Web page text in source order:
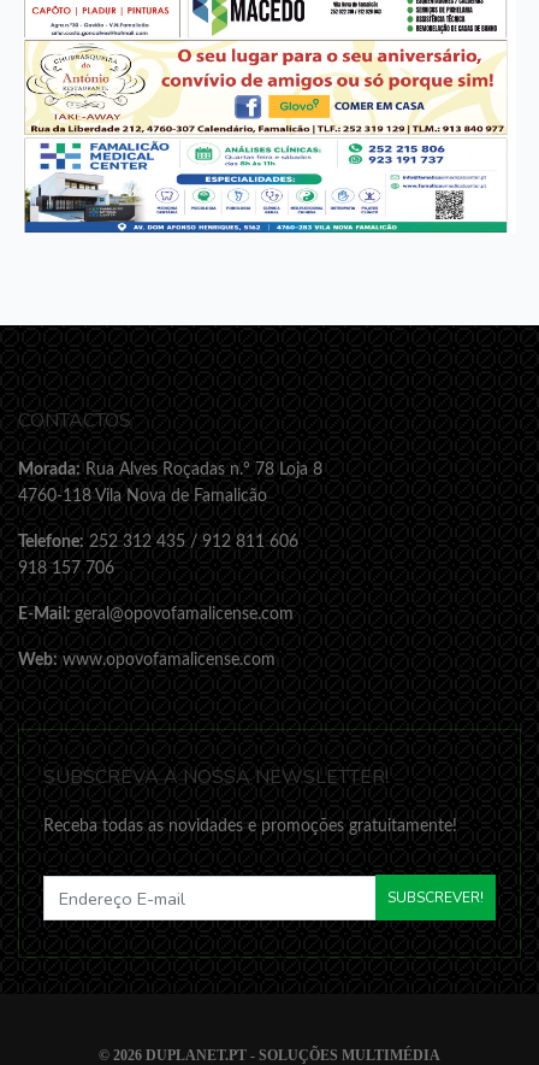
CONTACTOS
Morada: Rua Alves Roçadas n.º 78 Loja 8
4760-118 Vila Nova de Famalicão
Telefone: 252 312 435 / 912 811 606
918 157 706
E-Mail: geral@opovofamalicense.com
Web: www.opovofamalicense.com
SUBSCREVA A NOSSA NEWSLETTER!
Receba todas as novidades e promoções gratuitamente!
SUBSCREVER!
© 2026 DUPLANET.PT - SOLUÇÕES MULTIMÉDIA